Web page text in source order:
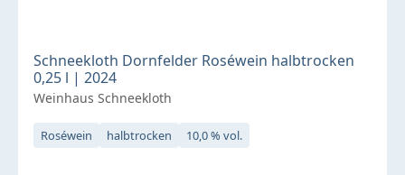
Schneekloth Dornfelder Roséwein halbtrocken
0,25 l | 2024
Weinhaus Schneekloth
Roséwein halbtrocken 10,0 % vol.